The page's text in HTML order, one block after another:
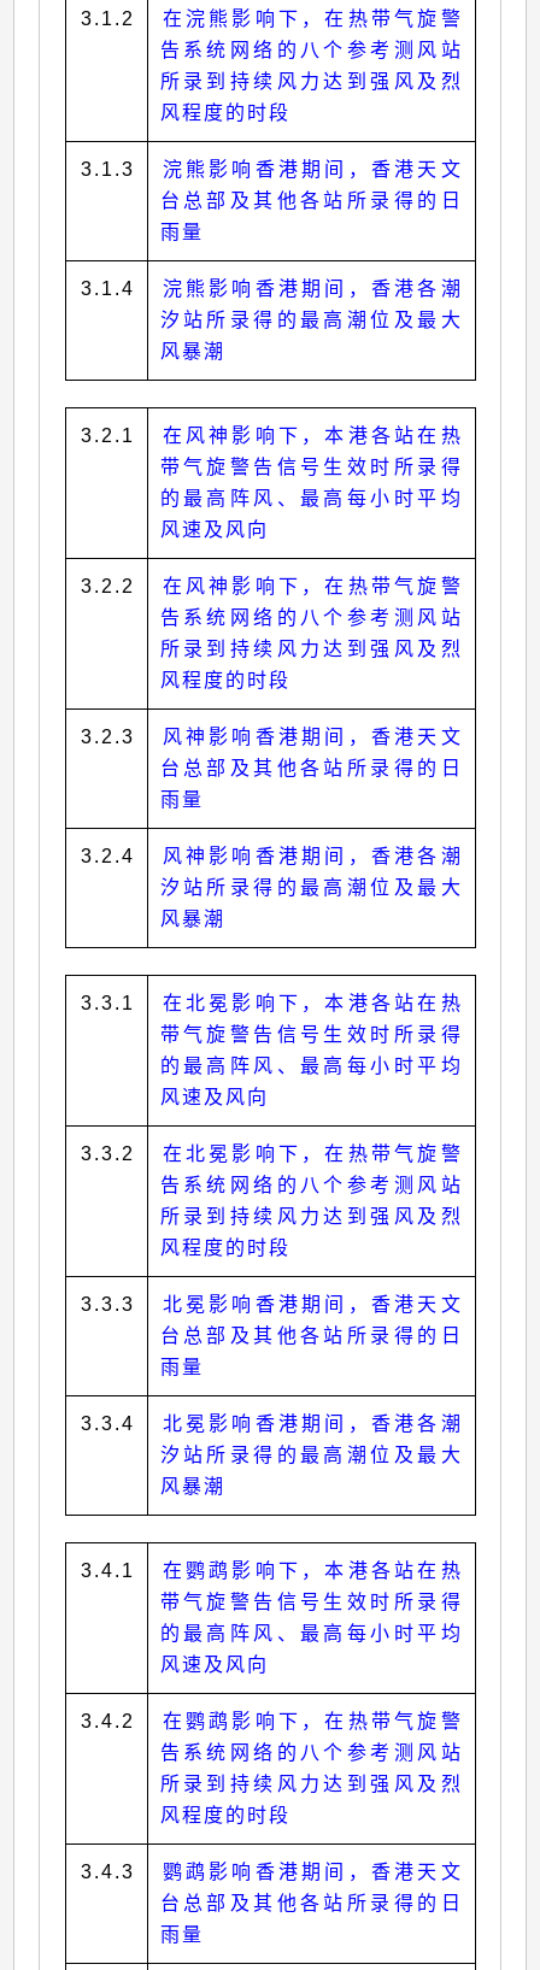
3.1.2
在浣熊影响下，在热带气旋警
告系统网络的八个参考测风站
所录到持续风力达到强风及烈
风程度的时段
3.1.3
浣熊影响香港期间，香港天文
台总部及其他各站所录得的日
雨量
3.1.4
浣熊影响香港期间，香港各潮
汐站所录得的最高潮位及最大
风暴潮
3.2.1
在风神影响下，本港各站在热
带气旋警告信号生效时所录得
的最高阵风、最高每小时平均
风速及风向
3.2.2
在风神影响下，在热带气旋警
告系统网络的八个参考测风站
所录到持续风力达到强风及烈
风程度的时段
3.2.3
风神影响香港期间，香港天文
台总部及其他各站所录得的日
雨量
3.2.4
风神影响香港期间，香港各潮
汐站所录得的最高潮位及最大
风暴潮
3.3.1
在北冕影响下，本港各站在热
带气旋警告信号生效时所录得
的最高阵风、最高每小时平均
风速及风向
3.3.2
在北冕影响下，在热带气旋警
告系统网络的八个参考测风站
所录到持续风力达到强风及烈
风程度的时段
3.3.3
北冕影响香港期间，香港天文
台总部及其他各站所录得的日
雨量
3.3.4
北冕影响香港期间，香港各潮
汐站所录得的最高潮位及最大
风暴潮
3.4.1
在鹦鹉影响下，本港各站在热
带气旋警告信号生效时所录得
的最高阵风、最高每小时平均
风速及风向
3.4.2
在鹦鹉影响下，在热带气旋警
告系统网络的八个参考测风站
所录到持续风力达到强风及烈
风程度的时段
3.4.3
鹦鹉影响香港期间，香港天文
台总部及其他各站所录得的日
雨量